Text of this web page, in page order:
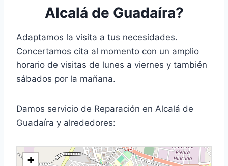
Alcalá de Guadaíra?
Adaptamos la visita a tus necesidades.
Concertamos cita al momento con un amplio
horario de visitas de lunes a viernes y también
sábados por la mañana.
Damos servicio de Reparación en Alcalá de
Guadaíra y alrededores:
+